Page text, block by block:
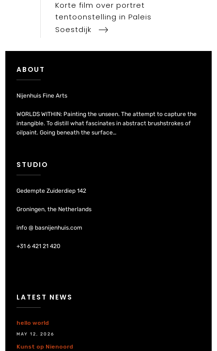
Post
Korte film over portret
tentoonstelling in Paleis
Soestdijk
ABOUT
Nijenhuis Fine Arts
WORLDS WITHIN: Painting the unseen. The attempt to capture the
intangible. To distill what fascinates in abstract brushstrokes of
oilpaint. Going beneath the surface…
STUDIO
Gedempte Zuiderdiep 142
Groningen, the Netherlands
info @ basnijenhuis.com
+31 6 421 21 420
LATEST NEWS
hello world
MAY 12, 2026
Kunst op Nienoord